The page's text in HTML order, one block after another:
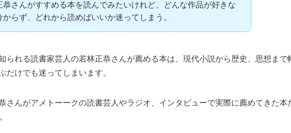
恭さんがすすめる本を読んでみたいけれど、どんな作品が好きな
からず、どれから読めばいいか迷ってしまう。
られる読書家芸人の若林正恭さんが薦める本は、現代小説から歴史、思想まで
だけでも迷ってしまいます。
さんがアメトーークの読書芸人やラジオ、インタビューで実際に薦めてきた本